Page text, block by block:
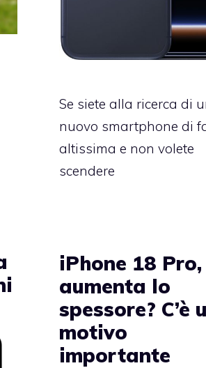
Se siete alla ricerca di
nuovo smartphone di
altissima e non volete
scendere
iPhone 18 Pro,
aumenta lo
spessore? C’è
motivo
importante